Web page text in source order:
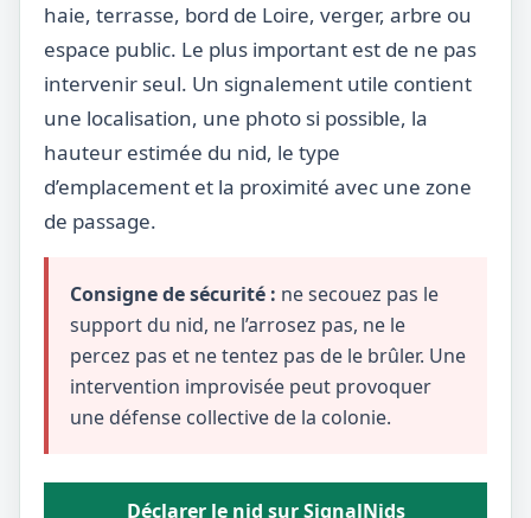
haie, terrasse, bord de Loire, verger, arbre ou
espace public. Le plus important est de ne pas
intervenir seul. Un signalement utile contient
une localisation, une photo si possible, la
hauteur estimée du nid, le type
d’emplacement et la proximité avec une zone
de passage.
Consigne de sécurité : ne secouez pas le
support du nid, ne l’arrosez pas, ne le
percez pas et ne tentez pas de le brûler. Une
intervention improvisée peut provoquer
une défense collective de la colonie.
Déclarer le nid sur SignalNids